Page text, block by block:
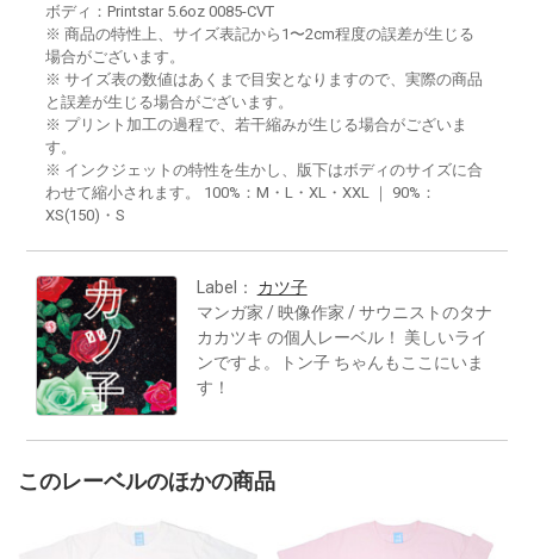
ボディ：Printstar 5.6oz 0085-CVT
※ 商品の特性上、サイズ表記から1〜2cm程度の誤差が生じる
場合がございます。
※ サイズ表の数値はあくまで目安となりますので、実際の商品
と誤差が生じる場合がございます。
※ プリント加工の過程で、若干縮みが生じる場合がございま
す。
※ インクジェットの特性を生かし、版下はボディのサイズに合
わせて縮小されます。 100%：M・L・XL・XXL ｜ 90%：
XS(150)・S
Label： カツ子
マンガ家 / 映像作家 / サウニストのタナ
カカツキ の個人レーベル！ 美しいライ
ンですよ。トン子 ちゃんもここにいま
す！
このレーベルのほかの商品